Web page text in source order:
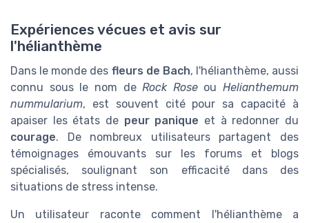
Expériences vécues et avis sur
l'hélianthème
Dans le monde des fleurs de Bach, l'hélianthème, aussi
connu sous le nom deRock Roseou Helianthemum
nummularium, est souvent cité pour sa capacité à
apaiser les états de peur panique et à redonner du
courage. De nombreux utilisateurs partagent des
témoignages émouvants sur les forums et blogs
spécialisés, soulignant son efficacité dans des
situations de stress intense.
Un utilisateur raconte comment l'hélianthème a